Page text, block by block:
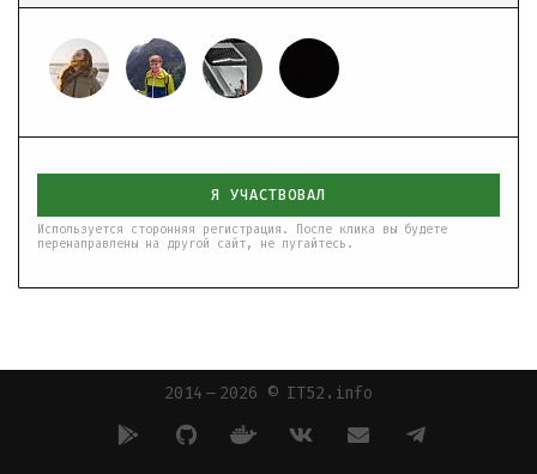
Я УЧАСТВОВАЛ
Используется сторонняя регистрация. После клика вы будете
перенаправлены на другой сайт, не пугайтесь.
2014 — 2026 © IT52.info